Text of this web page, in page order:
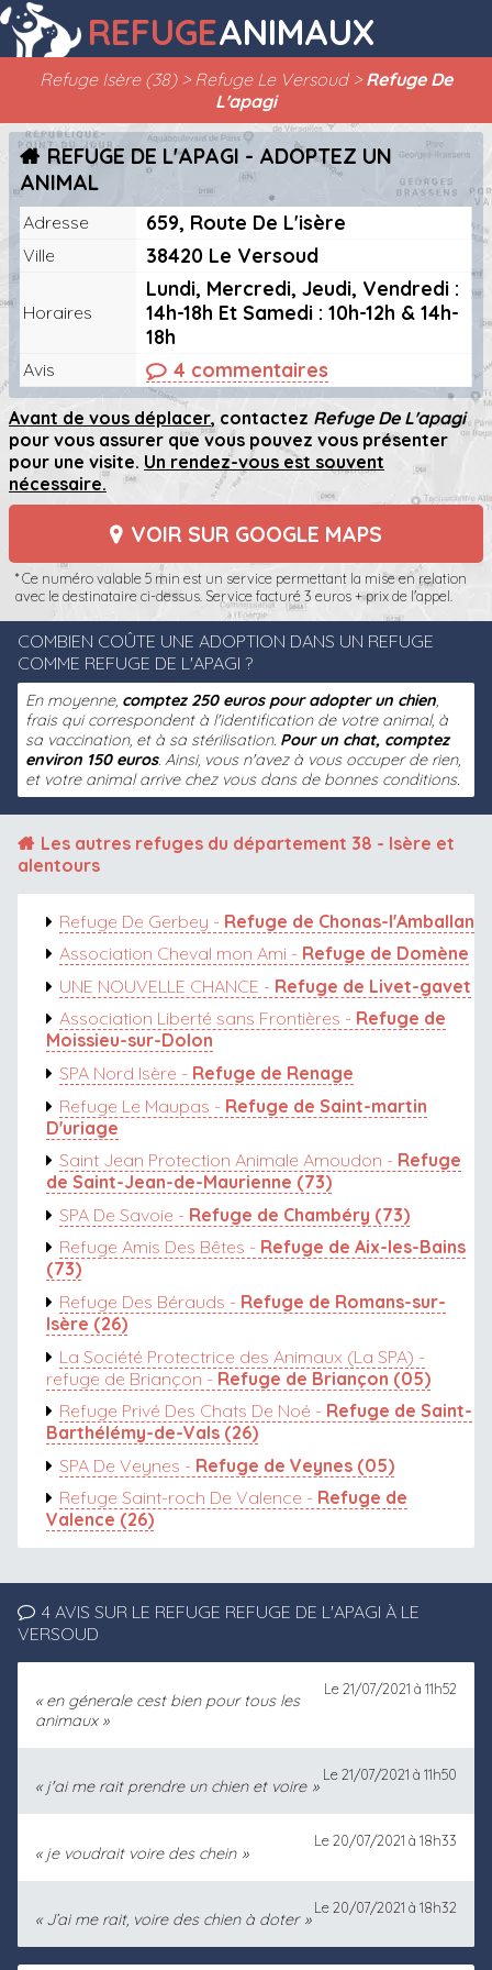
REFUGEANIMAUX
Refuge Isère (38) Refuge Le Versoud
Refuge De
L'apagi
REFUGE DE L'APAGI - ADOPTEZ UN
ANIMAL
Adresse 659, Route De L'isère
Ville 38420 Le Versoud
Horaires
Lundi, Mercredi, Jeudi, Vendredi :
14h-18h Et Samedi : 10h-12h & 14h-
18h
Avis 4 commentaires
Avant de vous déplacer, contactez Refuge De L'apagi
pour vous assurer que vous pouvez vous présenter
pour une visite. Un rendez-vous est souvent
nécessaire.
VOIR SUR GOOGLE MAPS
* Ce numéro valable 5 min est un service permettant la mise en relation
avec le destinataire ci-dessus. Service facturé 3 euros + prix de l'appel.
COMBIEN COÛTE UNE ADOPTION DANS UN REFUGE
COMME REFUGE DE L'APAGI ?
En moyenne, comptez 250 euros pour adopter un chien,
frais qui correspondent à l'identification de votre animal, à
sa vaccination, et à sa stérilisation. Pour un chat, comptez
environ 150 euros. Ainsi, vous n'avez à vous occuper de rien,
et votre animal arrive chez vous dans de bonnes conditions.
Les autres refuges du département 38 - Isère et
alentours
Refuge De Gerbey - Refuge de Chonas-l'Amballan
Association Cheval mon Ami - Refuge de Domène
UNE NOUVELLE CHANCE - Refuge de Livet-gavet
Association Liberté sans Frontières - Refuge de
Moissieu-sur-Dolon
SPA Nord Isère - Refuge de Renage
Refuge Le Maupas - Refuge de Saint-martin
D'uriage
Saint Jean Protection Animale Amoudon - Refuge
de Saint-Jean-de-Maurienne (73)
SPA De Savoie - Refuge de Chambéry (73)
Refuge Amis Des Bêtes - Refuge de Aix-les-Bains
(73)
Refuge Des Bérauds - Refuge de Romans-sur-
Isère (26)
La Société Protectrice des Animaux (La SPA) -
refuge de Briançon - Refuge de Briançon (05)
Refuge Privé Des Chats De Noé - Refuge de Saint-
Barthélémy-de-Vals (26)
SPA De Veynes - Refuge de Veynes (05)
Refuge Saint-roch De Valence - Refuge de
Valence (26)
4 AVIS SUR LE REFUGE REFUGE DE L'APAGI À LE
VERSOUD
Le 21/07/2021 à 11h52
en génerale cest bien pour tous les
animaux
Le 21/07/2021 à 11h50
j'ai me rait prendre un chien et voire
Le 20/07/2021 à 18h33
je voudrait voire des chein
Le 20/07/2021 à 18h32
J’ai me rait, voire des chien à doter